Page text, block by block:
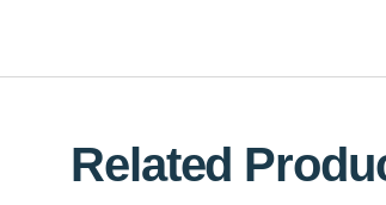
Related